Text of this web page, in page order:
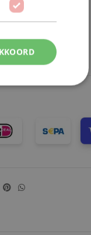
NL
verzonden